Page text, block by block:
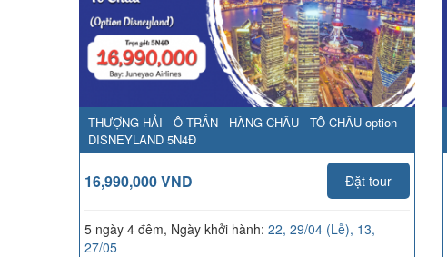
THƯỢNG HẢI - Ô TRẤN - HÀNG CHÂU - TÔ CHÂU option
DISNEYLAND 5N4Đ
16,990,000 VND Đặt tour
5 ngày 4 đêm, Ngày khởi hành: 22, 29/04 (Lễ), 13,
27/05